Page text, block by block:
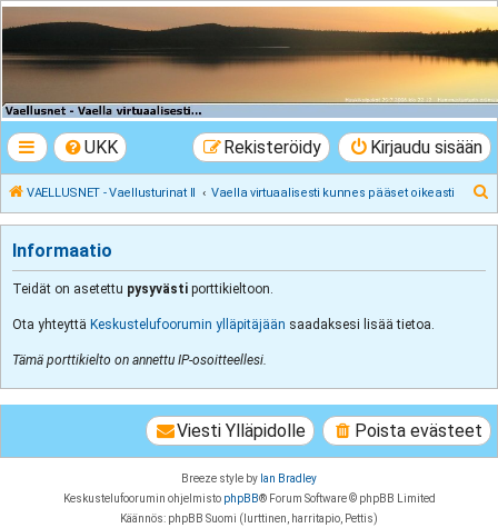
VAELLUSNET -
Vaellusturinat II
UKK Kirjaudu sisään
Rekisteröidy
VAELLUSNET - Vaellusturinat II Vaella virtuaalisesti kunnes pääset oikeasti
Informaatio
Teidät on asetettu pysyvästi porttikieltoon.
Ota yhteyttä Keskustelufoorumin ylläpitäjään saadaksesi lisää tietoa.
Tämä porttikielto on annettu IP-osoitteellesi.
Poista evästeet
Viesti Ylläpidolle
Breeze style by Ian Bradley
Keskustelufoorumin ohjelmisto phpBB® Forum Software © phpBB Limited
Käännös: phpBB Suomi (lurttinen, harritapio, Pettis)